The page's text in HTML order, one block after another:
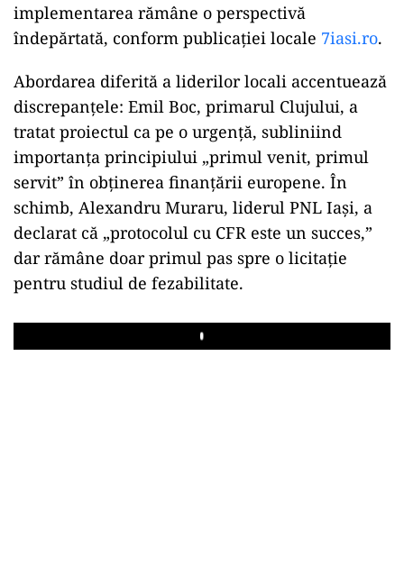
implementarea rămâne o perspectivă
îndepărtată, conform publicației locale 7iasi.ro.
Abordarea diferită a liderilor locali accentuează
discrepanțele: Emil Boc, primarul Clujului, a
tratat proiectul ca pe o urgență, subliniind
importanța principiului „primul venit, primul
servit” în obținerea finanțării europene. În
schimb, Alexandru Muraru, liderul PNL Iași, a
declarat că „protocolul cu CFR este un succes,”
dar rămâne doar primul pas spre o licitație
pentru studiul de fezabilitate.
Play